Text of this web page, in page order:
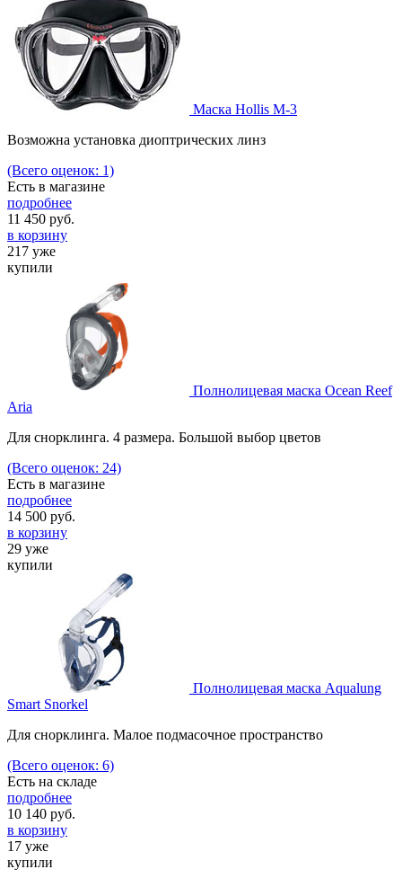
Маска Hollis M-3
Возможна установка диоптрических линз
(Всего оценок: 1)
Есть в магазине
подробнее
11 450 руб.
в корзину
217 уже
купили
Полнолицевая маска Ocean Reef
Aria
Для снорклинга. 4 размера. Большой выбор цветов
(Всего оценок: 24)
Есть в магазине
подробнее
14 500 руб.
в корзину
29 уже
купили
Полнолицевая маска Aqualung
Smart Snorkel
Для снорклинга. Малое подмасочное пространство
(Всего оценок: 6)
Есть на складе
подробнее
10 140 руб.
в корзину
17 уже
купили